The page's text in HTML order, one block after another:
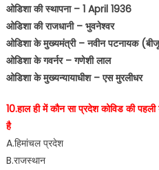
ओडिशा की स्थापना – 1 April 1936
ओडिशा की राजधानी – भुवनेश्वर
ओडिशा के मुख्यमंत्री – नवीन पटनायक (बीजू
ओडिशा के गवर्नर – गणेशी लाल
ओडिशा के मुख्यन्यायाधीश – एस मुरलीधर
10.हाल ही में कौन सा प्रदेश कोविड की
है
A.हिमांचल प्रदेश
B.राजस्थान